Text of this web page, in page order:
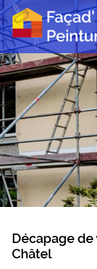
Décapage
Châtel